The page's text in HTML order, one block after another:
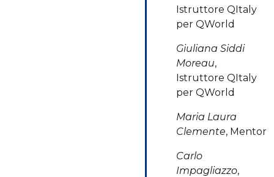
Istruttore QItaly
per QWorld
Giuliana Siddi
Moreau,
Istruttore QItaly
per QWorld
Maria Laura
Clemente, Mentor
Carlo
Impagliazzo,